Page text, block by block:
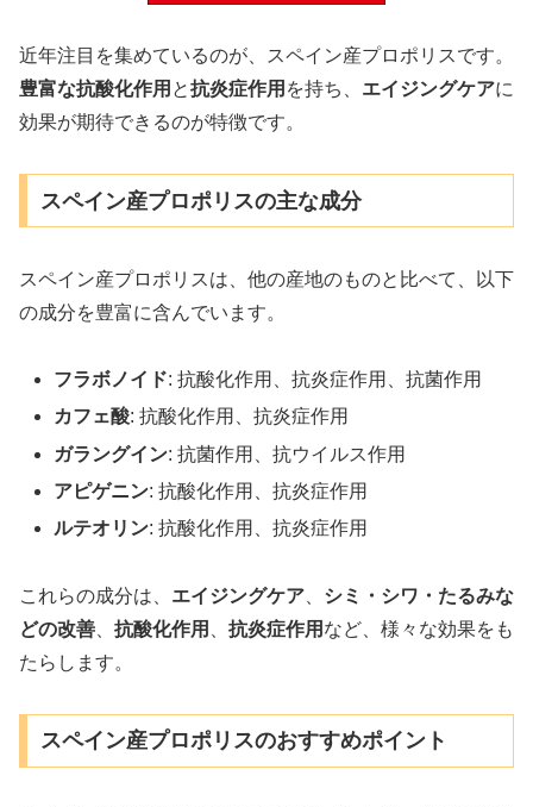
近年注目を集めているのが、スペイン産プロポリスです。
豊富な抗酸化作用 と抗炎症作用 を持ち、 エイジングケアに
効果が期待できるのが特徴です。
スペイン産プロポリスの主な成分
スペイン産プロポリスは、他の産地のものと比べて、以下
の成分を豊富に含んでいます。
フラボノイド: 抗酸化作用、抗炎症作用、抗菌作用
カフェ酸: 抗酸化作用、抗炎症作用
ガラングイン: 抗菌作用、抗ウイルス作用
アピゲニン: 抗酸化作用、抗炎症作用
ルテオリン: 抗酸化作用、抗炎症作用
これらの成分は、 エイジングケア
シミ・シワ・たるみな
どの改善
抗酸化作用 抗炎症作用 など、様々な効果をも
たらします。
スペイン産プロポリスのおすすめポイント